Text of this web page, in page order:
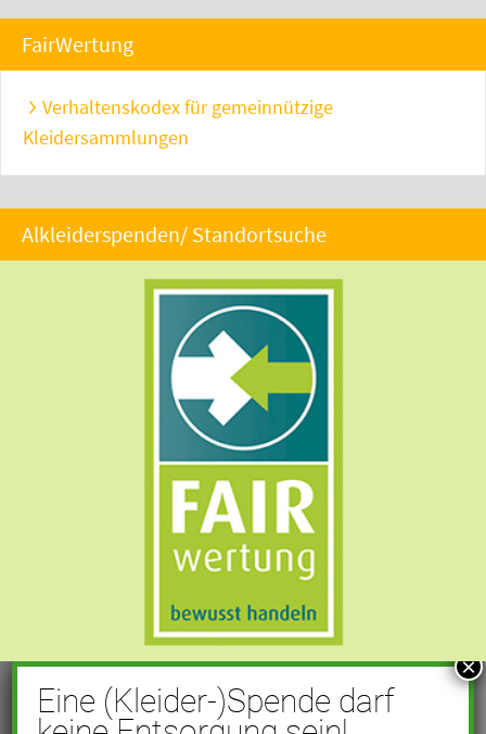
FairWertung
Verhaltenskodex für gemeinnützige
Kleidersammlungen
Alkleiderspenden/ Standortsuche